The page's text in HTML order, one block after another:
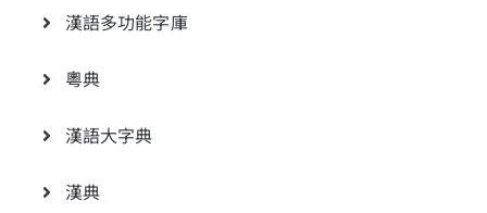
漢語多功能字庫
粵典
漢語大字典
漢典